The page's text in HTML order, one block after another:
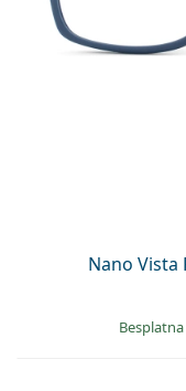
Nano Vista